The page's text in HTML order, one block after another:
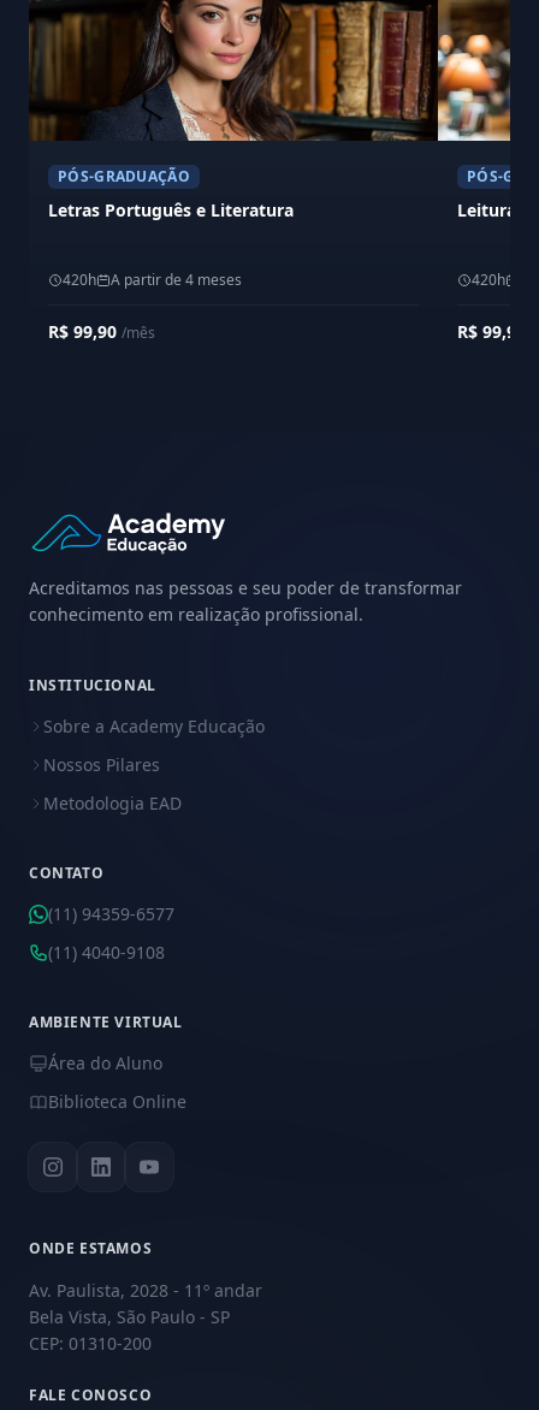
PÓS-GRADUAÇÃO
Letras Português e Literatura
420h A partir de 4 meses
R$ 99,90 /mês
PÓS-
Leitura e
420h
R$ 99,90
Acreditamos nas pessoas e seu poder de transformar
conhecimento em realização profissional.
INSTITUCIONAL
Sobre a Academy Educação
Nossos Pilares
Metodologia EAD
CONTATO
(11) 94359-6577
(11) 4040-9108
AMBIENTE VIRTUAL
Área do Aluno
Biblioteca Online
ONDE ESTAMOS
Av. Paulista, 2028 - 11º andar
Bela Vista, São Paulo - SP
CEP: 01310-200
FALE CONOSCO